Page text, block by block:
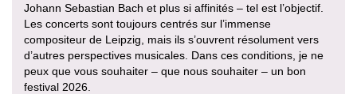
Johann Sebastian Bach et plus si affinités – tel est l’objectif.
Les concerts sont toujours centrés sur l’immense
compositeur de Leipzig, mais ils s’ouvrent résolument vers
d’autres perspectives musicales. Dans ces conditions, je ne
peux que vous souhaiter – que nous souhaiter – un bon
festival 2026.